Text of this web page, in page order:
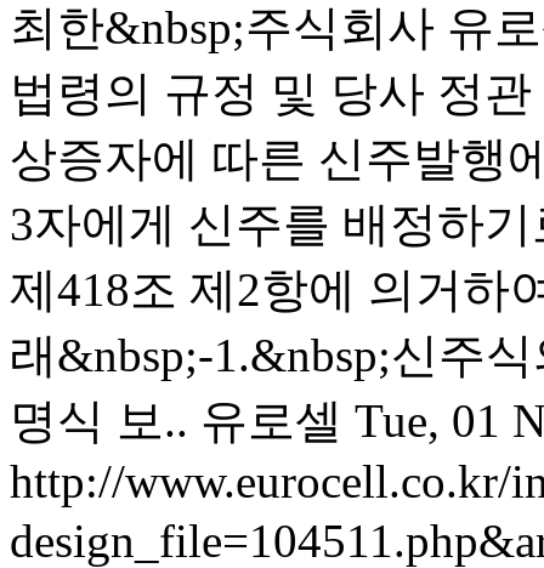
최한&nbsp;주식회사 유
법령의 규정 및 당사 정
상증자에 따른 신주발행
3자에게 신주를 배정하
제418조 제2항에 의거하
래&nbsp;-1.&nbsp;신주
명식 보.. 유로셀 Tue, 01
http://www.eurocell.co.kr/